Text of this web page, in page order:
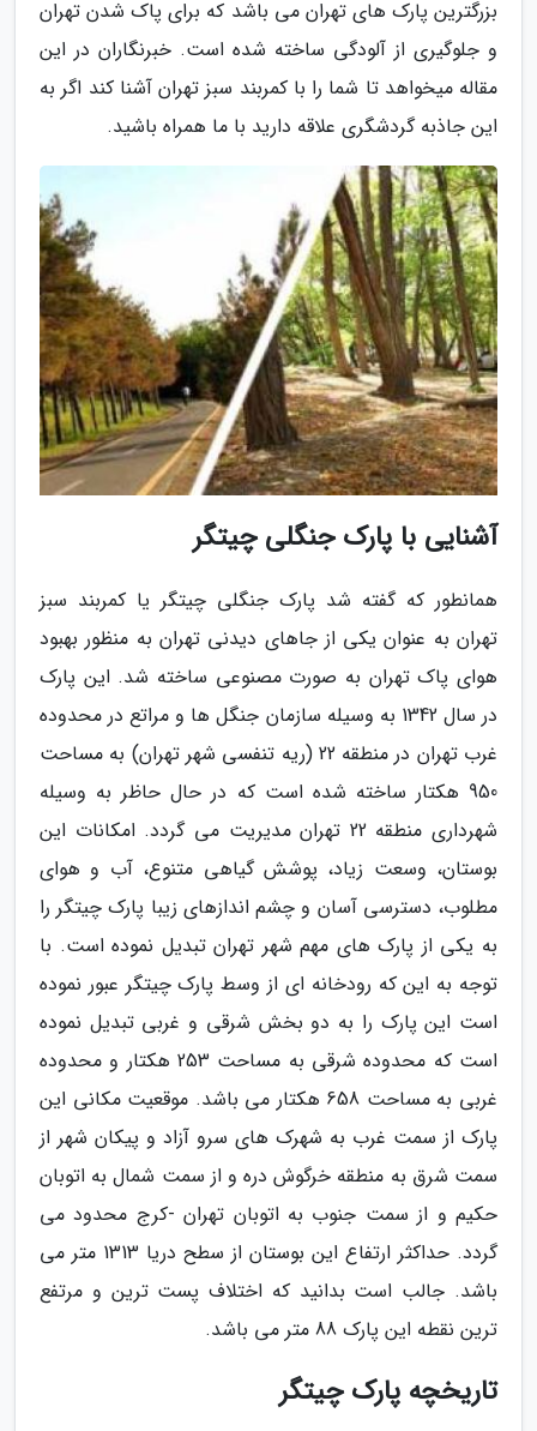
بزرگترین پارک های تهران می باشد که برای پاک شدن تهران
و جلوگیری از آلودگی ساخته شده است. خبرنگاران در این
مقاله میخواهد تا شما را با کمربند سبز تهران آشنا کند اگر به
این جاذبه گردشگری علاقه دارید با ما همراه باشید.
آشنایی با پارک جنگلی چیتگر
همانطور که گفته شد پارک جنگلی چیتگر یا کمربند سبز
تهران به عنوان یکی از جاهای دیدنی تهران به منظور بهبود
هوای پاک تهران به صورت مصنوعی ساخته شد. این پارک
در سال 1342 به وسیله سازمان جنگل ها و مراتع در محدوده
غرب تهران در منطقه 22 (ریه تنفسی شهر تهران) به مساحت
950 هکتار ساخته شده است که در حال حاظر به وسیله
شهرداری منطقه 22 تهران مدیریت می گردد. امکانات این
بوستان، وسعت زیاد، پوشش گیاهی متنوع، آب و هوای
مطلوب، دسترسی آسان و چشم اندازهای زیبا پارک چیتگر را
به یکی از پارک های مهم شهر تهران تبدیل نموده است. با
توجه به این که رودخانه ای از وسط پارک چیتگر عبور نموده
است این پارک را به دو بخش شرقی و غربی تبدیل نموده
است که محدوده شرقی به مساحت 253 هکتار و محدوده
غربی به مساحت 658 هکتار می باشد. موقعیت مکانی این
پارک از سمت غرب به شهرک های سرو آزاد و پیکان شهر از
سمت شرق به منطقه خرگوش دره و از سمت شمال به اتوبان
حکیم و از سمت جنوب به اتوبان تهران -کرج محدود می
گردد. حداکثر ارتفاع این بوستان از سطح دریا 1313 متر می
باشد. جالب است بدانید که اختلاف پست ترین و مرتفع
ترین نقطه این پارک 88 متر می باشد.
تاریخچه پارک چیتگر